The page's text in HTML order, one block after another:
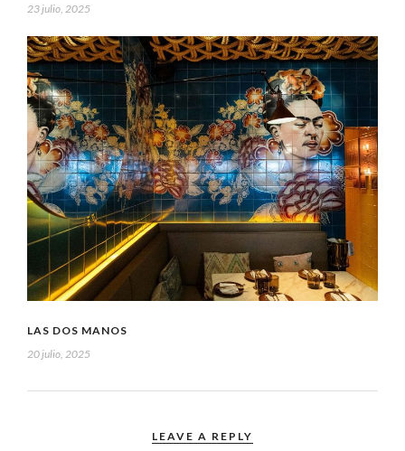
23 julio, 2025
LAS DOS MANOS
20 julio, 2025
LEAVE A REPLY